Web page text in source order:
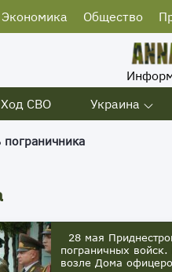
Экономика Общество
Ход СВО Украина
пограничника
28 мая
пограничных
возле Дома